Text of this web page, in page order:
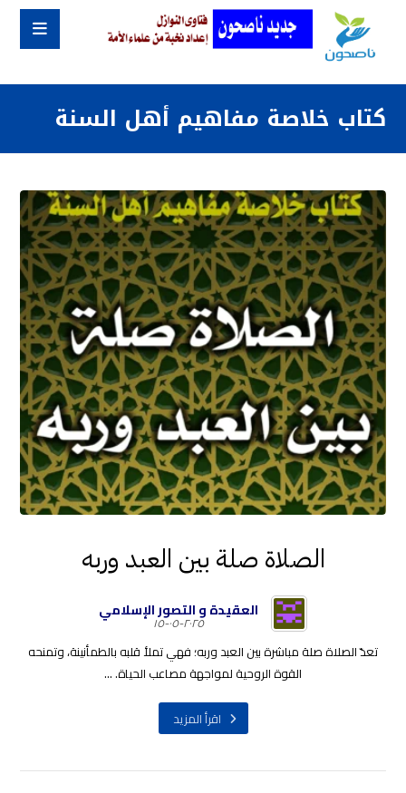
كتاب خلاصة مفاهيم أهل السنة
الصلاة صلة بين العبد وربه
العقيدة و التصور الإسلامي
٢٠٢٥-٠٥-١٥
تعدّ الصلاة صلة مباشرة بين العبد وربه؛ فهي تملأ قلبه بالطمأنينة، وتمنحه
القوة الروحية لمواجهة مصاعب الحياة. ...
اقرأ المزيد